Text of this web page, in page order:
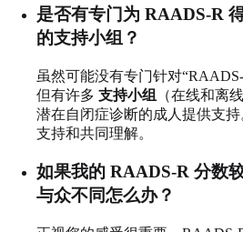
是否有专门为 RAADS-R
的支持小组？
虽然可能没有专门针对
但有许多 支持小组
（在线和离
潜在自闭症诊断的成人提供支
支持和共同理解。
如果我的 RAADS-R 分数
与众不同怎么办？